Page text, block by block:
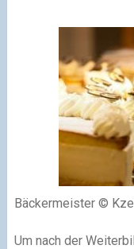
Bäckermeister ©
Um nach der